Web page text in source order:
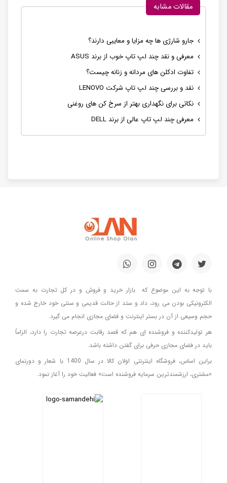
مقالات مشابه
جارو شارژی ها چه مزایا و معایبی دارند؟
معرفی و نقد چند لپ تاپ خوب از برند ASUS
تفاوت ادکلن های مردانه و زنانه چیست؟
نقد و بررسی چند لپ تاپ شرکت LENOVO
نکاتی برای نگهداری بهتر از سرخ کن های روغنی
معرفی چند لپ تاپ عالی از برند DELL
با توجه به این موضوع که بازار خرید و فروش و در کل تجارت به سمت
الکترونیکی بودن می رود، داد و ستد از حالت قدیمی و سنتی خود خارج شده و
حجم وسیعی از آن در بستر اینترنت و فضای مجازی انجام می گیرد.
هر تولیدکننده و فروشنده ای هم که قصد رقابت درعرصه تجارت را دارد، الزاماً
باید در فضای مجازی حرفی برای گفتن داشته باشد.
براین اساس، فروشگاه اینترنتی اولان کالا در سال 1400 با شعار و دورنمای
«مشتری، ارزشمندترین سرمایه فروشنده است» فعالیت خود را آغاز نمود.